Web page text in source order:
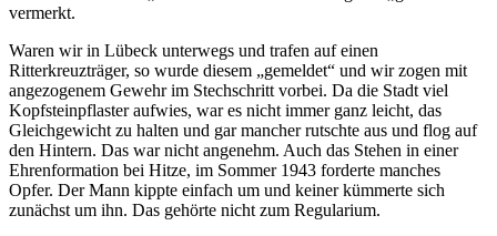
vermerkt.
Waren wir in Lübeck unterwegs und trafen auf einen
Ritterkreuzträger, so wurde diesem
gemeldet
und wir zogen mit
angezogenem Gewehr im Stechschritt vorbei. Da die Stadt viel
Kopfsteinpflaster aufwies, war es nicht immer ganz leicht, das
Gleichgewicht zu halten und gar mancher rutschte aus und flog auf
den Hintern. Das war nicht angenehm. Auch das Stehen in einer
Ehrenformation bei Hitze, im Sommer 1943 forderte manches
Opfer. Der Mann kippte einfach um und keiner kümmerte sich
zunächst um ihn. Das gehörte nicht zum Regularium.